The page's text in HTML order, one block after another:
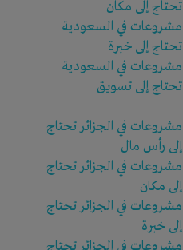
تحتاج إلى مكان
مشروعات في السعودية
تحتاج إلى خبرة
مشروعات في السعودية
تحتاج إلى تسويق
مشروعات في الجزائر تحتاج
إلى رأس مال
مشروعات في الجزائر تحتاج
إلى مكان
مشروعات في الجزائر تحتاج
إلى خبرة
مشروعات في الجزائر تحتاج